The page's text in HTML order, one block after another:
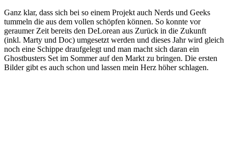
Ganz klar, dass sich bei so einem Projekt auch Nerds und Geeks
tummeln die aus dem vollen schöpfen können. So konnte vor
geraumer Zeit bereits den DeLorean aus Zurück in die Zukunft
(inkl. Marty und Doc) umgesetzt werden und dieses Jahr wird gleich
noch eine Schippe draufgelegt und man macht sich daran ein
Ghostbusters Set im Sommer auf den Markt zu bringen. Die ersten
Bilder gibt es auch schon und lassen mein Herz höher schlagen.